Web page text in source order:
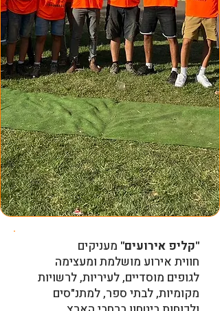
"קליפ אירועים" מעניקים
חווית אירוע מושלמת ומעצימה
לגופים מוסדיים, לעיריות, לרשויות
מקומיות, לבתי ספר, למתנ"סים